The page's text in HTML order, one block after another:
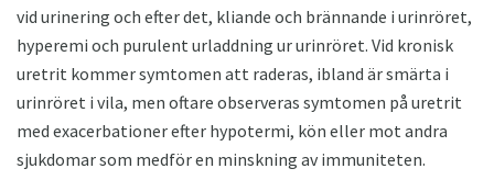
vid urinering och efter det, kliande och brännande i urinröret,
hyperemi och purulent urladdning ur urinröret. Vid kronisk
uretrit kommer symtomen att raderas, ibland är smärta i
urinröret i vila, men oftare observeras symtomen på uretrit
med exacerbationer efter hypotermi, kön eller mot andra
sjukdomar som medför en minskning av immuniteten.